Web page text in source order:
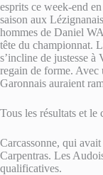
esprits ce week-end
saison aux
hommes de Daniel
tête du championnat.
s’incline de justesse
regain de forme. Avec
Garonnais auraient
Tous les résultats et
Carcassonne, qui
Carpentras. Les
qualificatives.